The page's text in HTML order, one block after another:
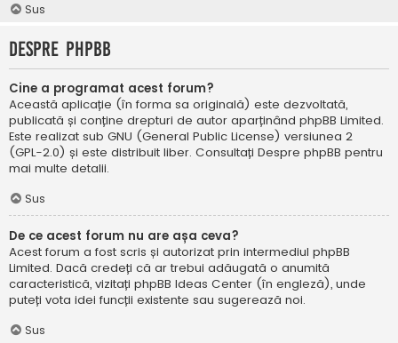
Sus
Despre phpBB
Cine a programat acest forum?
Această aplicație (în forma sa originală) este dezvoltată,
publicată și conține drepturi de autor aparținând phpBB Limited.
Este realizat sub GNU (General Public License) versiunea 2
(GPL-2.0) și este distribuit liber. Consultați Despre phpBB pentru
mai multe detalii.
Sus
De ce acest forum nu are așa ceva?
Acest forum a fost scris și autorizat prin intermediul phpBB
Limited. Dacă credeți că ar trebui adăugată o anumită
caracteristică, vizitați phpBB Ideas Center (în engleză), unde
puteți vota idei funcții existente sau sugerează noi.
Sus